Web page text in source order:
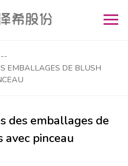
--
EMBALLAGES DE BLUSH
des emballages de
avec pinceau